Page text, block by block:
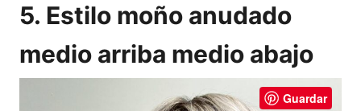
5. Estilo moño anudado
medio arriba medio abajo
Guardar